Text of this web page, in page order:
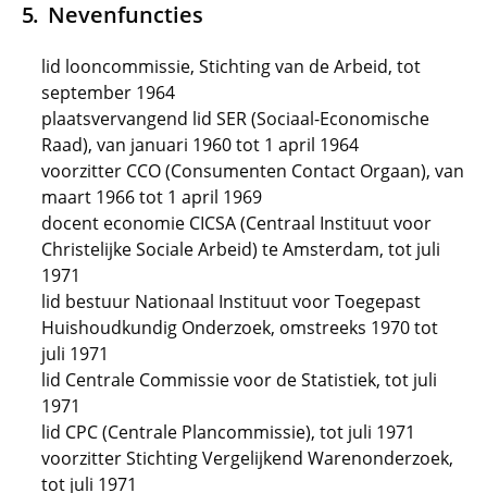
Nevenfuncties
lid looncommissie, Stichting van de Arbeid, tot
september 1964
plaatsvervangend lid SER (Sociaal-Economische
Raad), van januari 1960 tot 1 april 1964
voorzitter CCO (Consumenten Contact Orgaan), van
maart 1966 tot 1 april 1969
docent economie CICSA (Centraal Instituut voor
Christelijke Sociale Arbeid) te Amsterdam, tot juli
1971
lid bestuur Nationaal Instituut voor Toegepast
Huishoudkundig Onderzoek, omstreeks 1970 tot
juli 1971
lid Centrale Commissie voor de Statistiek, tot juli
1971
lid CPC (Centrale Plancommissie), tot juli 1971
voorzitter Stichting Vergelijkend Warenonderzoek,
tot juli 1971